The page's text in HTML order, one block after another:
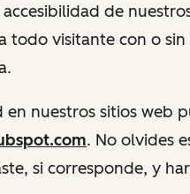
de
todo visitante con o sin
nuestros sitios web
. No olvides
si corresponde, y